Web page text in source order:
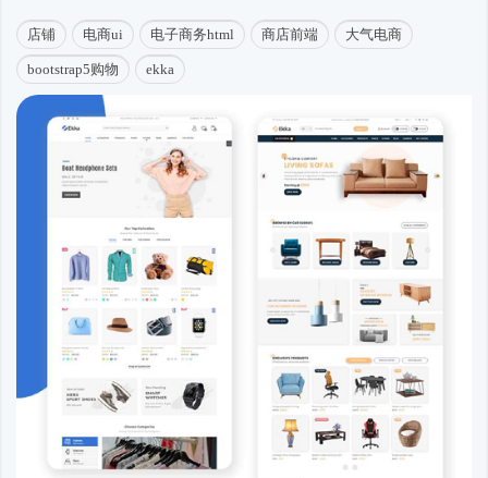
店铺 电商ui 电子商务html 商店前端 大气电商
bootstrap5购物 ekka